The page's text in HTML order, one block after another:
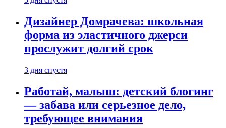
Дизайнер Домрачева: школьная
форма из эластичного джерси
прослужит долгий срок
3 дня спустя
Работай, малыш: детский блогинг
— забава или серьезное дело,
требующее внимания